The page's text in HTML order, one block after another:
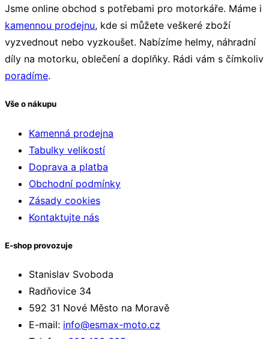
Honda VT 1100 C/C2/C3
Honda CBF 1000
Honda CBF 1000 ABS
Honda CBR 1000 F
Honda VF 1000 F
Honda VF 1000 R
Honda VTR 1000 F
Honda PC 800
Honda VFR 800
Honda CB 750 SEVEN FIFTY
Honda RVF 750 RR
Honda VF 750 C
Honda VFR 750 F
Honda CTX 700
Honda NC 700 INTEGRA
Honda NC 700 S
Honda NC 700 S,X ABS
Honda NC 700 X
Jsme online obchod s potřebami pro motorkáře. Máme i
kamennou prodejnu, kde si můžete veškeré zboží
vyzvednout nebo vyzkoušet. Nabízíme helmy, náhradní
díly na motorku, oblečení a doplňky. Rádi vám s čímkoliv
poradíme.
Vše o nákupu
Kamenná prodejna
Tabulky velikostí
Doprava a platba
Obchodní podmínky
Zásady cookies
Kontaktujte nás
E-shop provozuje
Stanislav Svoboda
Radňovice 34
592 31 Nové Město na Moravě
E-mail: info@esmax-moto.cz